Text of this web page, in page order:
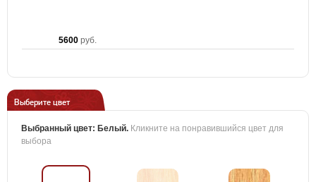
5600 руб.
Выберите цвет
Выбранный цвет: Белый. Кликните на понравившийся цвет для
выбора